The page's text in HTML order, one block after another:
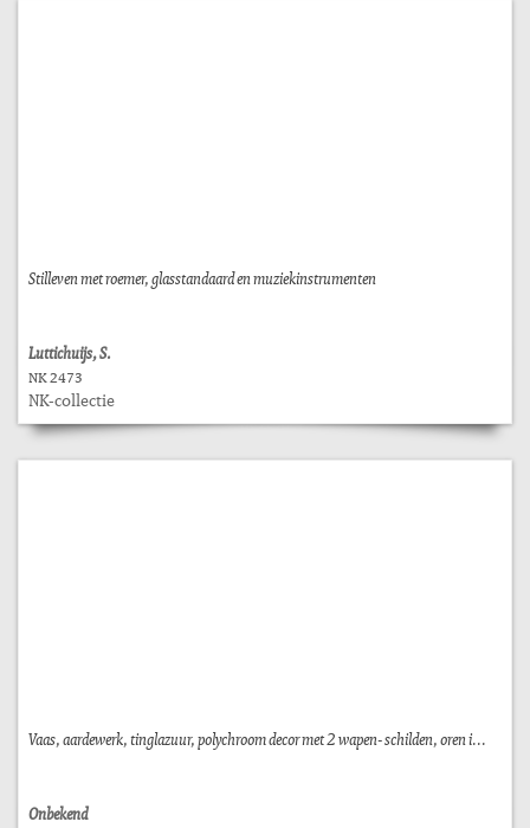
Stilleven met roemer, glasstandaard en muziekinstrumenten
Luttichuijs, S.
NK 2473
NK-collectie
Vaas, aardewerk, tinglazuur, polychroom decor met 2 wapen- schilden, oren i...
Onbekend